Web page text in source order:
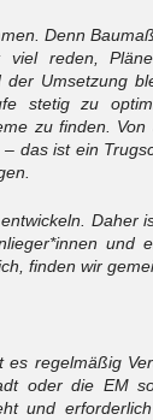
Denn
reden,
Umsetzung
stetig zu
zu finden.
das ist ein
Daher
und
finden wir
regelmäßig
oder die EM
und